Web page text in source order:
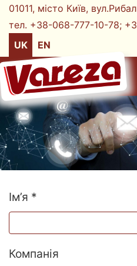
01011, місто Київ,
тел. +38-068-777-10-78;
UK
EN
Ім’я *
Компанія